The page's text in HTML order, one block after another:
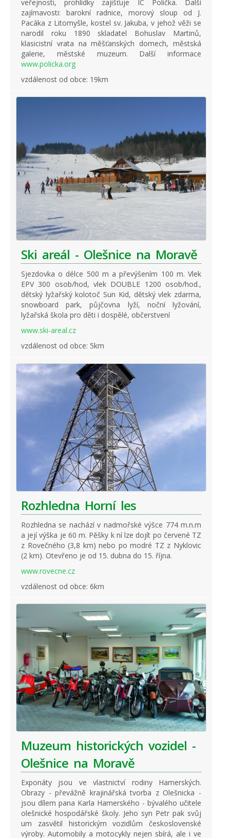
veřejnosti, prohlídky zajišťuje IC Polička. Další
zajímavosti: barokní radnice, morový sloup od J.
Pacáka z Litomyšle, kostel sv. Jakuba, v jehož věži se
narodil roku 1890 skladatel Bohuslav Martinů,
klasicistní vrata na měšťanských domech, městská
galerie, městské muzeum. Další informace
www.policka.org
vzdálenost od obce: 19km
Ski areál - Olešnice na Moravě
Sjezdovka o délce 500 m a převýšením 100 m. Vlek
EPV 300 osob/hod, vlek DOUBLE 1200 osob/hod.,
dětský lyžařský kolotoč Sun Kid, dětský vlek zdarma,
snowboard park, půjčovna lyží, noční lyžování,
lyžařská škola pro děti i dospělé, občerstvení
www.ski-areal.cz
vzdálenost od obce: 5km
Rozhledna Horní les
Rozhledna se nachází v nadmořské výšce 774 m.n.m
a její výška je 60 m. Pěšky k ní lze dojít po červené TZ
z Rovečného (3,8 km) nebo po modré TZ z Nyklovic
(2 km). Otevřeno je od 15. dubna do 15. října.
www.rovecne.cz
vzdálenost od obce: 6km
Muzeum historických vozidel -
Olešnice na Moravě
Exponáty jsou ve vlastnictví rodiny Hamerských.
Obrazy - převážně krajinářská tvorba z Olešnicka -
jsou dílem pana Karla Hamerského - bývalého učitele
olešnické hospodářské školy. Jeho syn Petr pak svůj
um zasvětil historickým vozidlům československé
výroby. Automobily a motocykly nejen sbírá, ale i ve